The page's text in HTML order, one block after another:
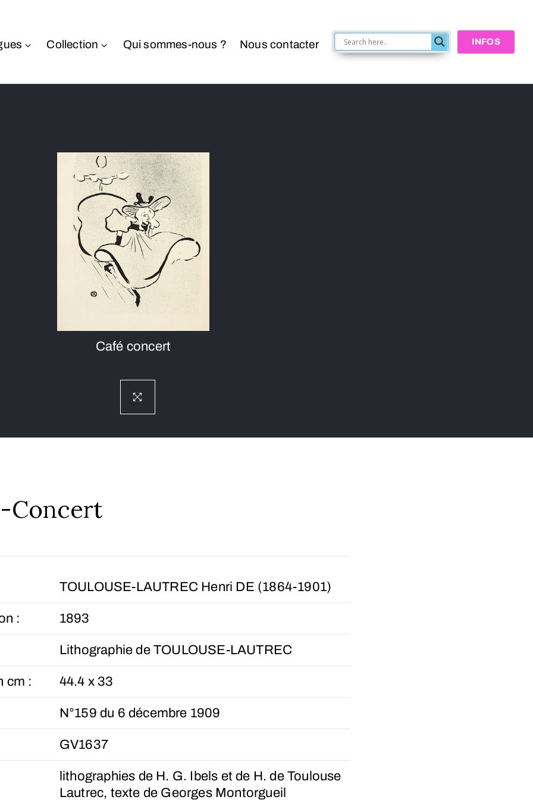
Collection Qui sommes-nous ? Nous contacter INFOS
Café concert
Concert
TOULOUSE-LAUTREC Henri DE (1864-1901)
: 1893
Lithographie de TOULOUSE-LAUTREC
cm : 44.4 x 33
N°159 du 6 décembre 1909
GV1637
lithographies de H. G. Ibels et de H. de Toulouse
Lautrec, texte de Georges Montorgueil